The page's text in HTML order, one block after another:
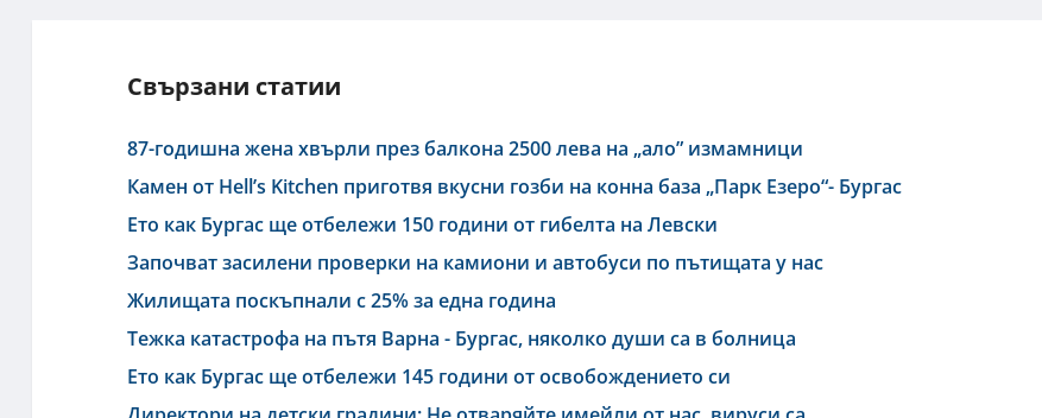
Свързани статии
87-годишна жена хвърли през балкона 2500 лева на „ало” измамници
Камен от Hell’s Kitchen приготвя вкусни гозби на конна база „Парк Езеро“- Бургас
Ето как Бургас ще отбележи 150 години от гибелта на Левски
Започват засилени проверки на камиони и автобуси по пътищата у нас
Жилищата поскъпнали с 25% за една година
Тежка катастрофа на пътя Варна - Бургас, няколко души са в болница
Ето как Бургас ще отбележи 145 години от освобождението си